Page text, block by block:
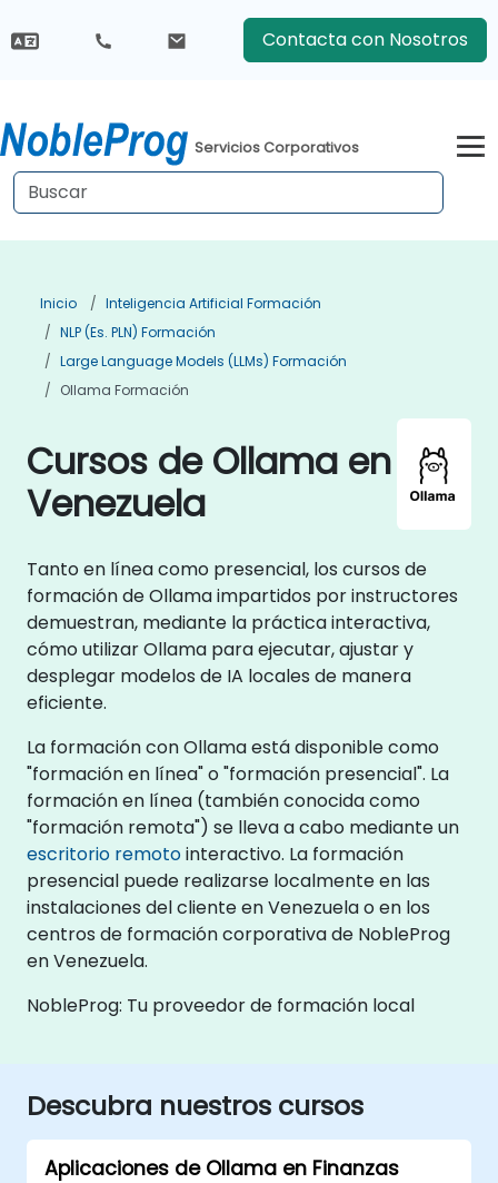
Contacta con Nosotros
Servicios Corporativos
Inicio
Inteligencia Artificial Formación
NLP (es. PLN) Formación
Large Language Models (LLMs) Formación
Ollama Formación
Cursos de Ollama en
Venezuela
Tanto en línea como presencial, los cursos de
formación de Ollama impartidos por instructores
demuestran, mediante la práctica interactiva,
cómo utilizar Ollama para ejecutar, ajustar y
desplegar modelos de IA locales de manera
eficiente.
La formación con Ollama está disponible como
"formación en línea" o "formación presencial". La
formación en línea (también conocida como
"formación remota") se lleva a cabo mediante un
escritorio remotointeractivo. La formación
presencial puede realizarse localmente en las
instalaciones del cliente en Venezuela o en los
centros de formación corporativa de NobleProg
en Venezuela.
NobleProg: Tu proveedor de formación local
Descubra nuestros cursos
Aplicaciones de Ollama en Finanzas